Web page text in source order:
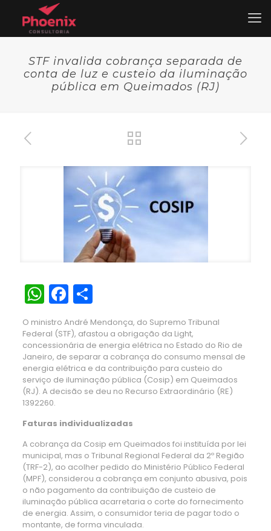
STF invalida cobrança separada de
conta de luz e custeio da iluminação
pública em Queimados (RJ)
WhatsApp
Facebook
Share
O ministro André Mendonça, do Supremo Tribunal
Federal (STF), afastou a obrigação da Light,
concessionária de energia elétrica no Estado do Rio de
Janeiro, de separar a cobrança do consumo mensal de
energia elétrica e da contribuição para custeio do
serviço de iluminação pública (Cosip) em Queimados
(RJ). A decisão se deu no Recurso Extraordinário (RE)
1392260.
Faturas individualizadas
A cobrança da Cosip em Queimados foi instituída por lei
municipal, mas o Tribunal Regional Federal da 2º Região
(TRF-2), ao acolher pedido do Ministério Público Federal
(MPF), considerou a cobrança em conjunto abusiva, pois
o não pagamento da contribuição de custeio de
iluminação pública acarretaria o corte do fornecimento
de energia. Assim, o consumidor teria de pagar todo o
montante, de forma vinculada.